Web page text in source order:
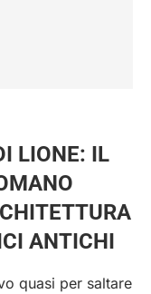
LIONE: IL
ANTICHI
quasi per saltare